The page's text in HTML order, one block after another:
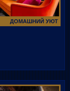
ДОМАШНИЙ УЮТ